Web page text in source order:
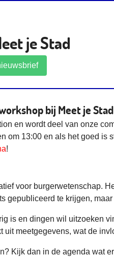
je Stad
bij Meet je
en wordt deel van onze
om 13:00 en als het goed is
!
voor burgerwetenschap.
gepubliceerd te krijgen,
is en dingen wil uitzoeken
uit meetgegevens, wat de
Kijk dan in de agenda wat